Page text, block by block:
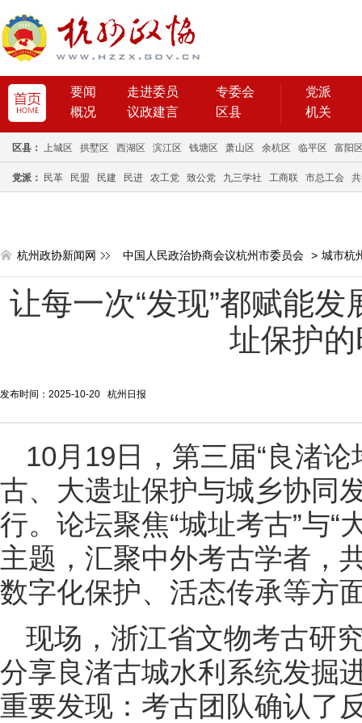
要闻 走进委员
专委会
概况
议政建言 区县
党派
机关
区县： 上城区 拱墅区 西湖区 滨江区 钱塘区 萧山区 余杭区 临平区 富阳
党派： 民革 民盟 民建 民进 农工党 致公党 九三学社 工商联 市总工会
杭州政协新闻网 中国人民政治协商会议杭州市委员会 > 城市杭
让每一次“发现”都赋能
址保护
发布时间：2025-10-20 杭州日报
10月19日，第三届“良渚
古、大遗址保护与城乡协同
行。论坛聚焦“城址考古”与“
主题，汇聚中外考古学者，
数字化保护、活态传承等方
现场，浙江省文物考古研
分享良渚古城水利系统发掘
重要发现：考古团队确认了